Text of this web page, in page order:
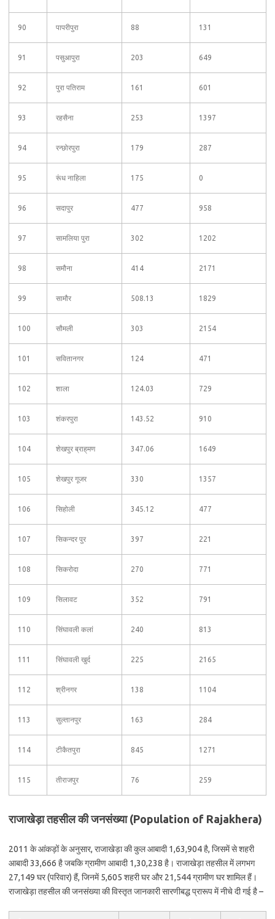
90 पापरीपुरा 88 131
91 पसुआपुरा 203 649
92 पुरा पतिराम 161 601
93 रहसैना 253 1397
94 रन्छोरपुरा 179 287
95 रूंध नाहिला 175 0
96 सदापुर 477 958
97 सामलिया पुरा 302 1202
98 समौना 414 2171
99 सामौर 508.13 1829
100 सौमली 303 2154
101 सवितानगर 124 471
102 शाला 124.03 729
103 शंकरपुरा 143.52 910
104 शेखपुर ब्राह्‌मण 347.06 1649
105 शेखपुर गूजर 330 1357
106 सिहोली 345.12 477
107 सिकन्दर पुर 397 221
108 सिकरोदा 270 771
109 सिलावट 352 791
110 सिंघावली कलां 240 813
111 सिंघावली खुर्द 225 2165
112 श्रीनगर 138 1104
113 सुल्तानपुर 163 284
114 टीकैतपुरा 845 1271
115 तीराजपुर 76 259
राजाखेड़ा तहसील की जनसंख्या (Population of Rajakhera)
2011 के आंकड़ों के अनुसार, राजाखेड़ा की कुल आबादी 1,63,904 है, जिसमें से शहरी
आबादी 33,666 है जबकि ग्रामीण आबादी 1,30,238 है। राजाखेड़ा तहसील में लगभग
27,149 घर (परिवार) हैं, जिनमें 5,605 शहरी घर और 21,544 ग्रामीण घर शामिल हैं।
राजाखेड़ा तहसील की जनसंख्या की विस्तृत जानकारी सारणीबद्ध प्रारूप में नीचे दी गई है –